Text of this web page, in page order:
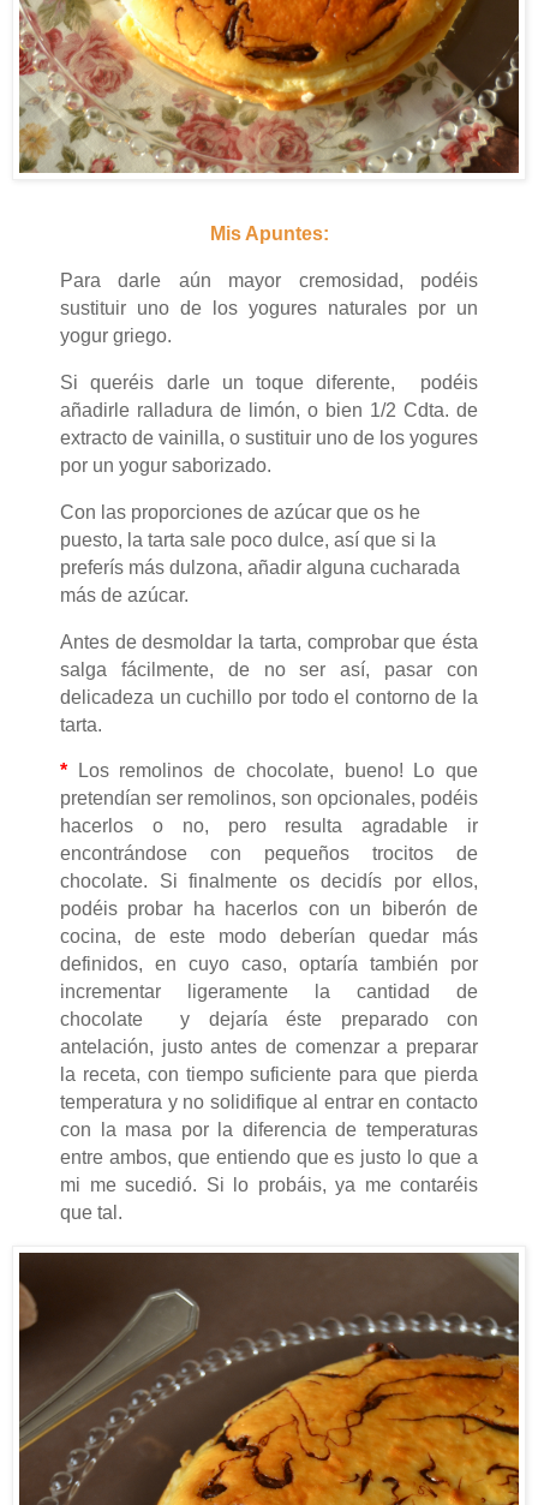
Mis Apuntes:
Para darle aún mayor cremosidad, podéis
sustituir uno de los yogures naturales por un
yogur griego.
Si queréis darle un toque diferente, podéis
añadirle ralladura de limón, o bien 1/2 Cdta. de
extracto de vainilla, o sustituir uno de los yogures
por un yogur saborizado.
Con las proporciones de azúcar que os he
puesto, la tarta sale poco dulce, así que si la
preferís más dulzona, añadir alguna cucharada
más de azúcar.
Antes de desmoldar la tarta, comprobar que ésta
salga fácilmente, de no ser así, pasar con
delicadeza un cuchillo por todo el contorno de la
tarta.
* Los remolinos de chocolate, bueno! Lo que
pretendían ser remolinos, son opcionales, podéis
hacerlos o no, pero resulta agradable ir
encontrándose con pequeños trocitos de
chocolate. Si finalmente os decidís por ellos,
podéis probar ha hacerlos con un biberón de
cocina, de este modo deberían quedar más
definidos, en cuyo caso, optaría también por
incrementar ligeramente la cantidad de
chocolate y dejaría éste preparado con
antelación, justo antes de comenzar a preparar
la receta, con tiempo suficiente para que pierda
temperatura y no solidifique al entrar en contacto
con la masa por la diferencia de temperaturas
entre ambos, que entiendo que es justo lo que a
mi me sucedió. Si lo probáis, ya me contaréis
que tal.